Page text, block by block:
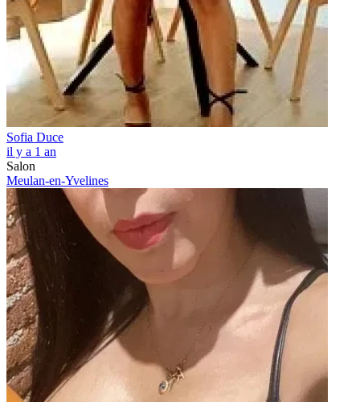
Sofia Duce
il y a 1 an
Salon
Meulan-en-Yvelines